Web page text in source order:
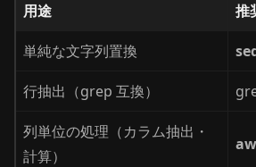
用途 推
単純な文字列置換
行抽出（grep 互換）
列単位の処理（カラム抽出・
計算）